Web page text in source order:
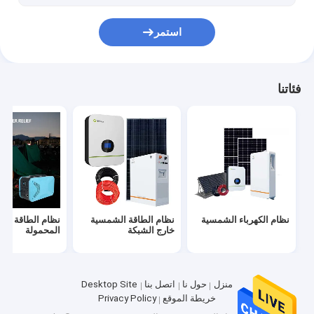
استمر
فئاتنا
نظام الكهرباء الشمسية
نظام الطاقة الشمسية
خارج الشبكة
نظام الطاقة
المحمولة
منزل حول نا اتصل بنا
Desktop Site
خريطة الموقع
Privacy Policy